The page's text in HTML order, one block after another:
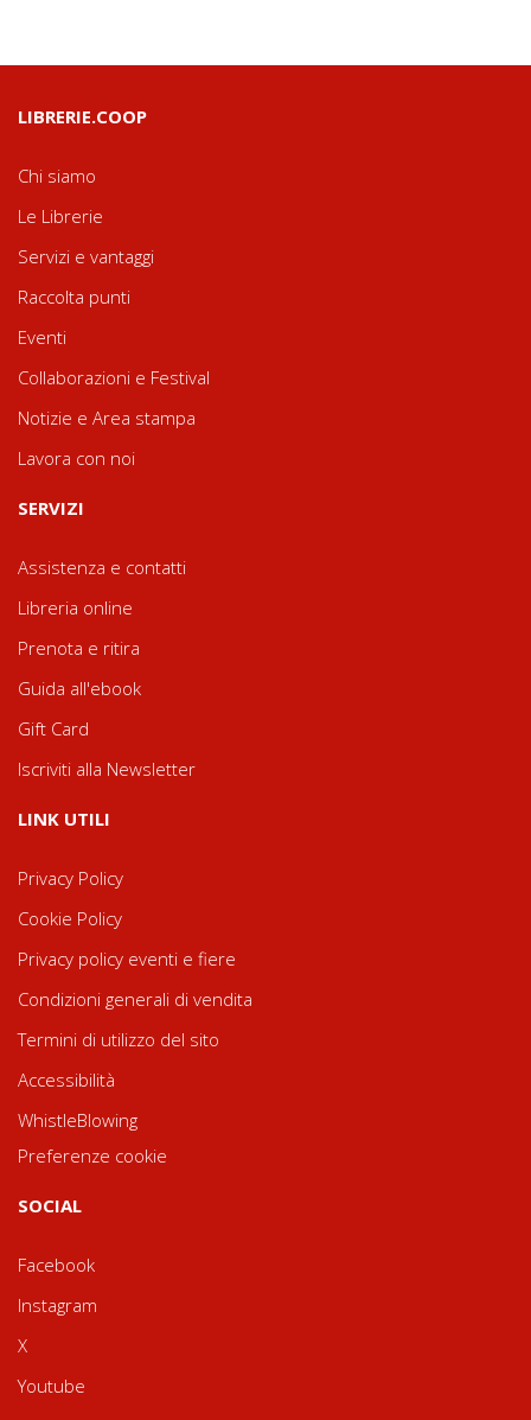
LIBRERIE.COOP
Chi siamo
Le Librerie
Servizi e vantaggi
Raccolta punti
Eventi
Collaborazioni e Festival
Notizie e Area stampa
Lavora con noi
SERVIZI
Assistenza e contatti
Libreria online
Prenota e ritira
Guida all'ebook
Gift Card
Iscriviti alla Newsletter
LINK UTILI
Privacy Policy
Cookie Policy
Privacy policy eventi e fiere
Condizioni generali di vendita
Termini di utilizzo del sito
Accessibilità
WhistleBlowing
Preferenze cookie
SOCIAL
Facebook
Instagram
X
Youtube